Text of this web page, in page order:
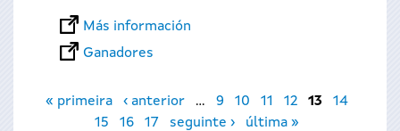
Más información
Ganadores
Páginas
« primeira ‹ anterior … 9 10 11 12 13
14
15
16 17 seguinte › última »